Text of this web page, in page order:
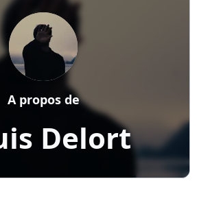
Delort
A propos de